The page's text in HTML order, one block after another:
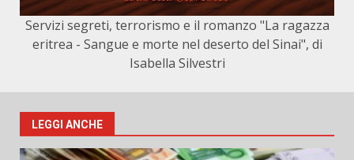
Servizi segreti, terrorismo e il romanzo "La ragazza
eritrea - Sangue e morte nel deserto del Sinai", di
Isabella Silvestri
LEGGI ANCHE